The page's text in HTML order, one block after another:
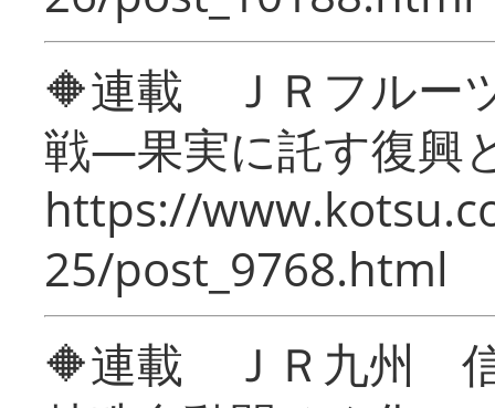
🔶連載 ＪＲフルー
戦―果実に託す復興
https://
25/post_9768.html
🔶連載 ＪＲ九州 信